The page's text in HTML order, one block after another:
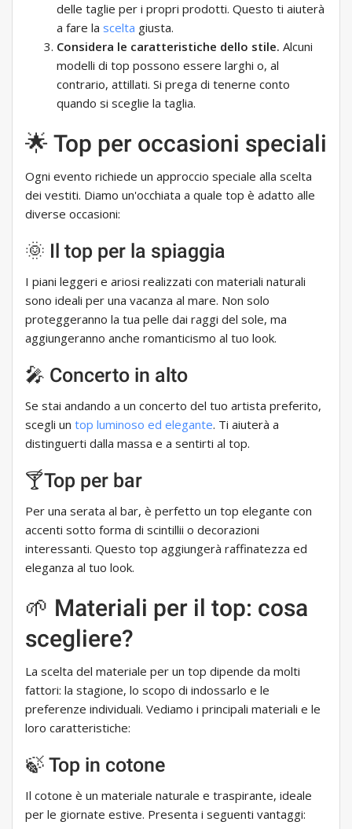
delle taglie per i propri prodotti. Questo ti aiuterà
a fare la scelta giusta.
Considera le caratteristiche dello stile. Alcuni
modelli di top possono essere larghi o, al
contrario, attillati. Si prega di tenerne conto
quando si sceglie la taglia.
🌟 Top per occasioni speciali
Ogni evento richiede un approccio speciale alla scelta
dei vestiti. Diamo un'occhiata a quale top è adatto alle
diverse occasioni:
🌞 Il top per la spiaggia
I piani leggeri e ariosi realizzati con materiali naturali
sono ideali per una vacanza al mare. Non solo
proteggeranno la tua pelle dai raggi del sole, ma
aggiungeranno anche romanticismo al tuo look.
🎤 Concerto in alto
Se stai andando a un concerto del tuo artista preferito,
scegli un top luminoso ed elegante. Ti aiuterà a
distinguerti dalla massa e a sentirti al top.
🍸Top per bar
Per una serata al bar, è perfetto un top elegante con
accenti sotto forma di scintillii o decorazioni
interessanti. Questo top aggiungerà raffinatezza ed
eleganza al tuo look.
🌱 Materiali per il top: cosa
scegliere?
La scelta del materiale per un top dipende da molti
fattori: la stagione, lo scopo di indossarlo e le
preferenze individuali. Vediamo i principali materiali e le
loro caratteristiche:
🍃 Top in cotone
Il cotone è un materiale naturale e traspirante, ideale
per le giornate estive. Presenta i seguenti vantaggi: